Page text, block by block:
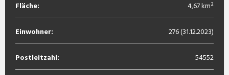
Fläche: 4,67 km²
Einwohner: 276 (31.12.2023)
Postleitzahl: 54552